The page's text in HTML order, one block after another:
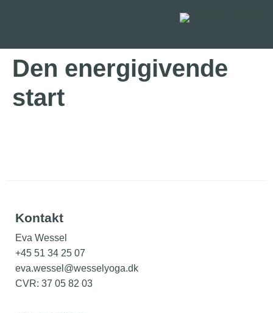
Den energigivende
start
Kontakt
Eva Wessel
+45 51 34 25 07
eva.wessel@wesselyoga.dk
CVR: 37 05 82 03